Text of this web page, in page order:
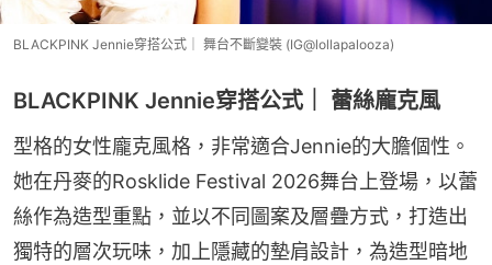
BLACKPINK Jennie穿搭公式｜ 舞台不斷變裝 (IG@lollapalooza)
BLACKPINK Jennie穿搭公式｜ 蕾絲龐克風
型格的女性龐克風格，非常適合Jennie的大膽個性。
她在丹麥的Rosklide Festival 2026舞台上登場，以蕾
絲作為造型重點，並以不同圖案及層疊方式，打造出
獨特的層次玩味，加上隱藏的墊肩設計，為造型暗地